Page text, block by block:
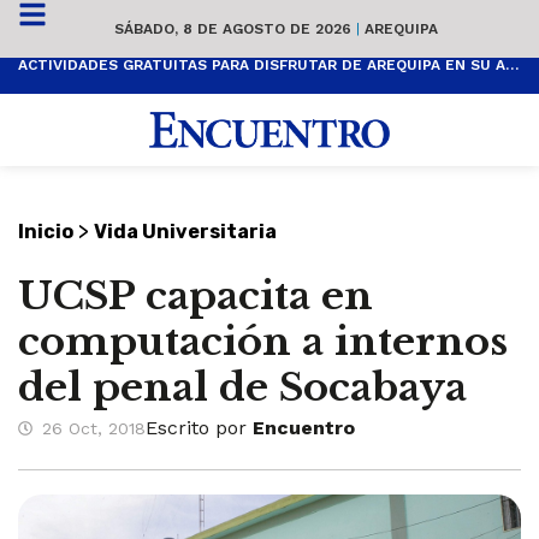
SÁBADO, 8 DE AGOSTO DE 2026 | AREQUIPA
ACTIVIDADES GRATUITAS PARA DISFRUTAR DE AREQUIPA EN SU ANIVERSARIO
Inicio > Vida Universitaria
UCSP capacita en
computación a internos
del penal de Socabaya
26 Oct, 2018Escrito por Encuentro